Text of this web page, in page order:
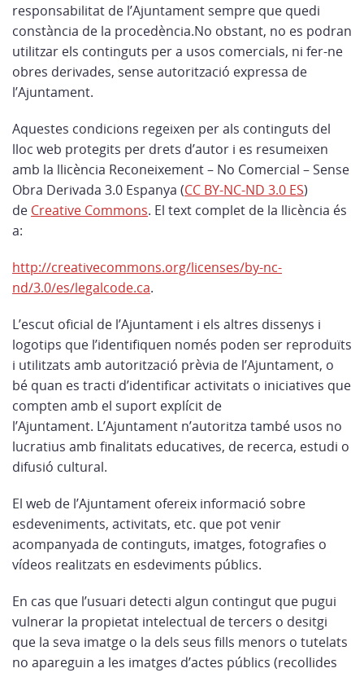
responsabilitat de l’Ajuntament sempre que quedi
constància de la procedència.No obstant, no es podran
utilitzar els continguts per a usos comercials, ni fer-ne
obres derivades, sense autorització expressa de
l’Ajuntament.
Aquestes condicions regeixen per als continguts del
lloc web protegits per drets d’autor i es resumeixen
amb la llicència Reconeixement – No Comercial – Sense
Obra Derivada 3.0 Espanya (CC BY-NC-ND 3.0 ES)
de Creative Commons. El text complet de la llicència és
a:
http://creativecommons.org/licenses/by-nc-
nd/3.0/es/legalcode.ca.
L’escut oficial de l’Ajuntament i els altres dissenys i
logotips que l’identifiquen només poden ser reproduïts
i utilitzats amb autorització prèvia de l’Ajuntament, o
bé quan es tracti d’identificar activitats o iniciatives que
compten amb el suport explícit de
l’Ajuntament. L’Ajuntament n’autoritza també usos no
lucratius amb finalitats educatives, de recerca, estudi o
difusió cultural.
El web de l’Ajuntament ofereix informació sobre
esdeveniments, activitats, etc. que pot venir
acompanyada de continguts, imatges, fotografies o
vídeos realitzats en esdeviments públics.
En cas que l’usuari detecti algun contingut que pugui
vulnerar la propietat intelectual de tercers o desitgi
que la seva imatge o la dels seus fills menors o tutelats
no apareguin a les imatges d’actes públics (recollides